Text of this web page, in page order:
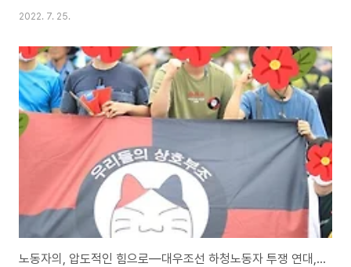
선하청지회의 파업을 응원하기 위한 희망버스. 2011년 부산 한진중공업 복직
본부 지도위원)을 살리기 위한 희망버스와 같은 버스. 그동안 말랑키즘은 대우
조선 하청노동자들의 파업에 연대하기 위해 세 차례(6/25, 7/2, 7/8) 거제로
향했었다. 파업 상황을 예의주시하며 23일 거제행을 준비하고 있던 중, 22일
오후께 하청 노사 간의 협상이 타결되었다는 소식을 들었다. 협상 결과는 일견
실망스럽다고..
2022. 7. 25.
노동자의, 압도적인 힘으로―대우조선 하청노동자 투쟁 연대, 세 번째 연대를 마치고